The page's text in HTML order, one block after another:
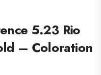
5.23 Rio
– Coloration